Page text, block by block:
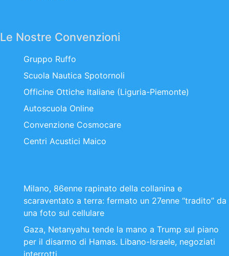
Le Nostre Convenzioni
Gruppo Ruffo
Scuola Nautica Spotornoli
Officine Ottiche Italiane (Liguria-Piemonte)
Autoscuola Online
Convenzione Cosmocare
Centri Acustici Maico
Milano, 86enne rapinato della collanina e
scaraventato a terra: fermato un 27enne “tradito” da
una foto sul cellulare
Gaza, Netanyahu tende la mano a Trump sul piano
per il disarmo di Hamas. Libano-Israele, negoziati
interrotti